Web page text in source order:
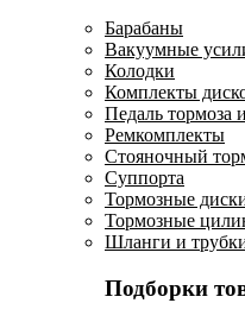
Барабаны
Вакуумные
Колодки
Комплекты
Педаль тормоза
Ремкомплекты
Стояночный
Суппорта
Тормозные
Тормозные
Шланги и
Подборки